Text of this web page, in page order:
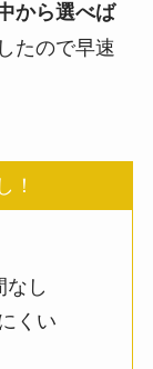
から選べば
たので早速
！
なし
くい